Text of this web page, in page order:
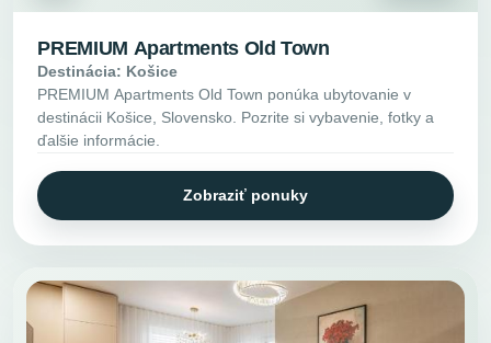
PREMIUM Apartments Old Town
Destinácia: Košice
PREMIUM Apartments Old Town ponúka ubytovanie v
destinácii Košice, Slovensko. Pozrite si vybavenie, fotky a
ďalšie informácie.
Zobraziť ponuky